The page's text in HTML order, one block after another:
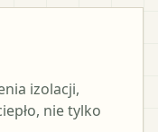
izolacji,
nie tylko